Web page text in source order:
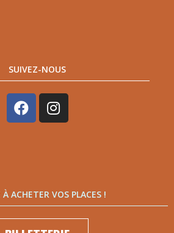
SUIVEZ-NOUS
À ACHETER VOS PLACES !